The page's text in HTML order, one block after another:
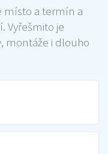
místo a termín a
Vyřešmito je
montáže i dlouho